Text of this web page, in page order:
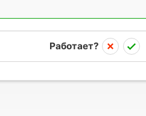
Работает?